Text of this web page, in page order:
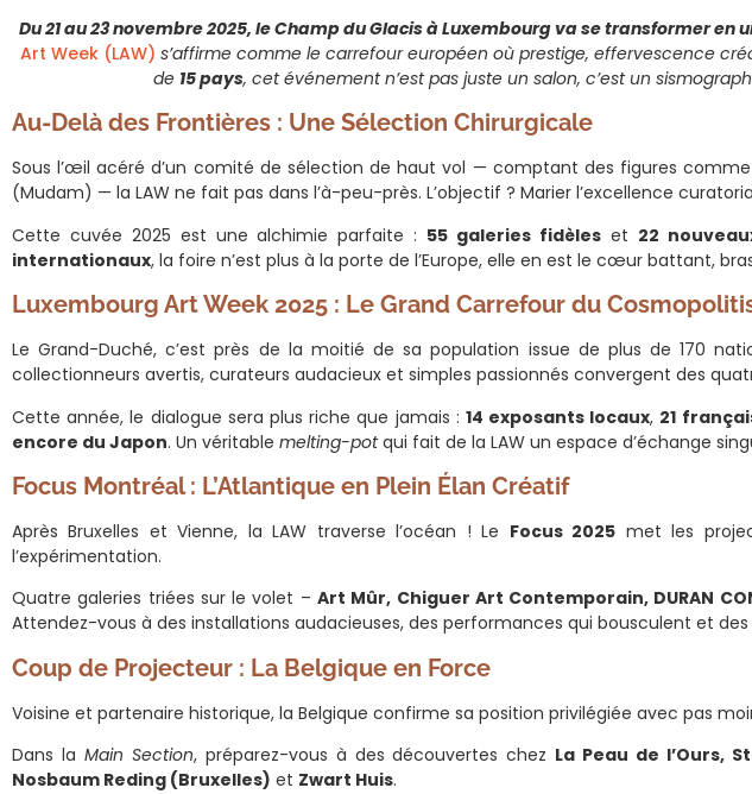
Du 21 au 23 novembre 2025, le Champ du Glacis à Luxembourg va se transformer
Art Week (LAW) s’affirme comme le carrefour européen où prestige, effervescence
de 15 pays, cet événement n’est pas juste un salon, c’est un
Au-Delà des Frontières : Une Sélection Chirurgicale
Sous l’œil acéré d’un comité de sélection de haut vol — comptant des figures
(Mudam) — la LAW ne fait pas dans l’à-peu-près. L’objectif ? Marier l’excellence
Cette cuvée 2025 est une alchimie parfaite : 55 galeries fidèleset 22
internationaux, la foire n’est plus à la porte de l’Europe, elle en est le cœur battant,
Luxembourg Art Week 2025 : Le Grand Carrefour du
Le Grand-Duché, c’est près de la moitié de sa population issue de plus de 170
collectionneurs avertis, curateurs audacieux et simples passionnés convergent des
Cette année, le dialogue sera plus riche que jamais : 14 exposants locaux, 21
encore du Japon. Un véritable melting-potqui fait de la LAW un espace d’échange
Focus Montréal : L’Atlantique en Plein Élan Créatif
Après Bruxelles et Vienne, la LAW traverse l’océan ! Le Focus 2025 met les
l’expérimentation.
Quatre galeries triées sur le volet – Art Mûr, Chiguer Art Contemporain, DURAN
Attendez-vous à des installations audacieuses, des performances qui bousculent et
Coup de Projecteur : La Belgique en Force
Voisine et partenaire historique, la Belgique confirme sa position privilégiée avec pas
Dans la Main Section, préparez-vous à des découvertes chez La Peau de l’Ours,
Nosbaum Reding (Bruxelles) et Zwart Huis.